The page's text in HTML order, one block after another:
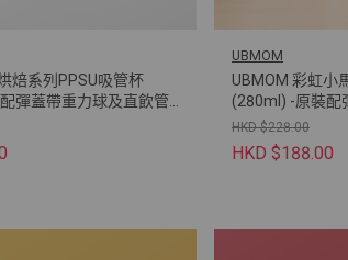
焙系列PPSU吸管杯
彈蓋帶重力球及直飲管
UBMOM
UBMOM 彩虹小
(280ml) -原裝配
HKD $228.00
HKD $188.00